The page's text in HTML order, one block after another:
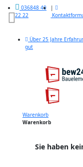
036848 40
22 22
|
Über 25 Jahre
gut
Warenkorb
Warenkorb
Sie haben